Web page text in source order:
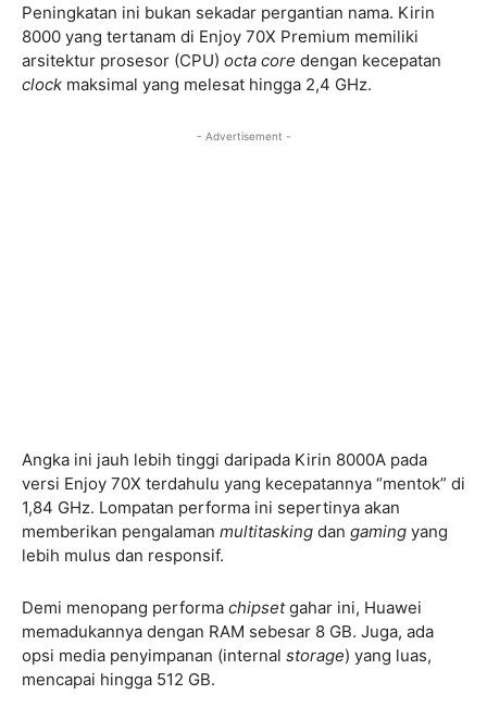
Peningkatan ini bukan sekadar pergantian nama. Kirin
8000 yang tertanam di Enjoy 70X Premium memiliki
arsitektur prosesor (CPU) octa core dengan kecepatan
clock maksimal yang melesat hingga 2,4 GHz.
- Advertisement -
Angka ini jauh lebih tinggi daripada Kirin 8000A pada
versi Enjoy 70X terdahulu yang kecepatannya “mentok” di
1,84 GHz. Lompatan performa ini sepertinya akan
memberikan pengalaman multitasking dan gaming yang
lebih mulus dan responsif.
Demi menopang performa chipsetgahar ini, Huawei
memadukannya dengan RAM sebesar 8 GB. Juga, ada
opsi media penyimpanan (internal storage) yang luas,
mencapai hingga 512 GB.